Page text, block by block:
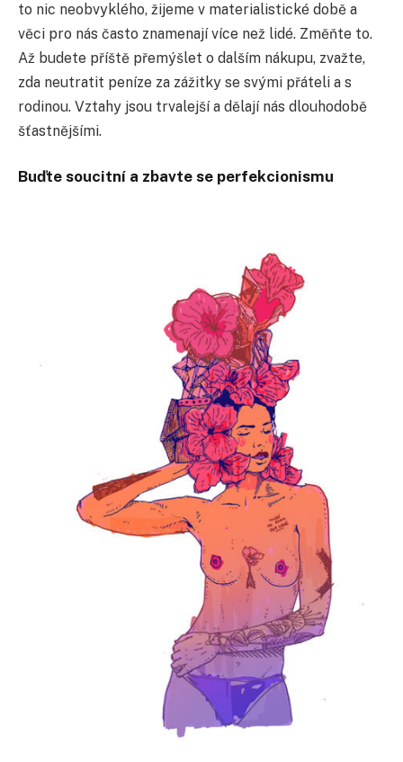
to nic neobvyklého, žijeme v materialistické době a
věci pro nás často znamenají více než lidé. Změňte to.
Až budete příště přemýšlet o dalším nákupu, zvažte,
zda neutratit peníze za zážitky se svými přáteli a s
rodinou. Vztahy jsou trvalejší a dělají nás dlouhodobě
šťastnějšími.
Buďte soucitní a zbavte se perfekcionismu